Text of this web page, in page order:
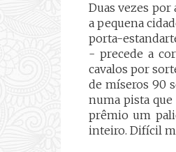
Duas vezes por
a pequena
porta-
- precede a
cavalos por
de míseros 90
numa pista
prêmio um
inteiro. Difícil